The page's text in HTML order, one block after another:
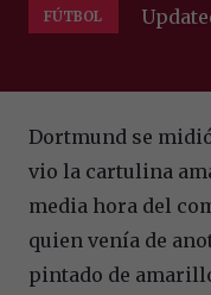
FÚTBOL
Dortmund se
vio la cartulina
media hora del
quien venía de
pintado de